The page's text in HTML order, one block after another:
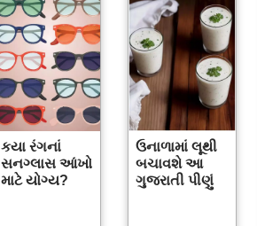
કયા રંગનાં
સનગ્લાસ આંખો
માટે યોગ્ય?
ઉનાળામાં લૂથી
બચાવશે આ
ગુજરાતી પીણું